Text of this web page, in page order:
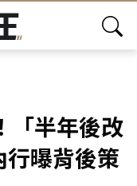
「半年後改
曝背後策